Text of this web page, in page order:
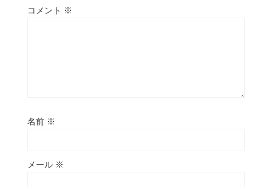
コメント ※
名前 ※
メール ※